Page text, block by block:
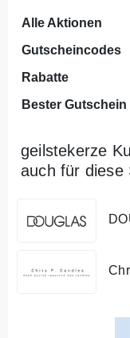
Alle Aktionen
Gutscheincodes
Rabatte
Bester Gutschein
geilstekerze
auch für diese